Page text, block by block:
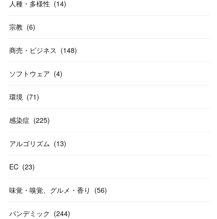
人種・多様性 (14)
宗教 (6)
商売・ビジネス (148)
ソフトウェア (4)
環境 (71)
感染症 (225)
アルゴリズム (13)
EC (23)
味覚・嗅覚、グルメ・香り (56)
パンデミック (244)